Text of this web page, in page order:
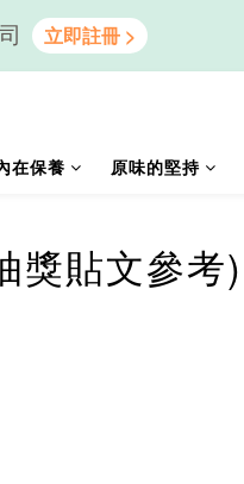
在保養 原味的堅持
獎貼文參考)